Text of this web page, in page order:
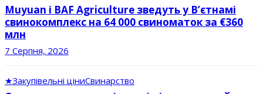
Muyuan і BAF Agriculture зведуть у В’єтнамі
свинокомплекс на 64 000 свиноматок за €360
млн
7 Серпня, 2026
★Закупівельні ціниСвинарство